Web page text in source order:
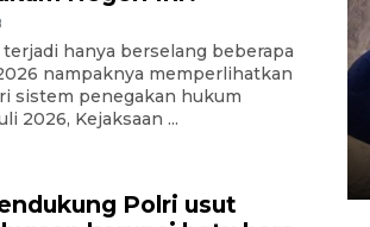
hanya berselang beberapa
nampaknya memperlihatkan
sistem penegakan hukum
2026, Kejaksaan ...
Polri usut
putusan terdakwa
Brigadir Nurhadi